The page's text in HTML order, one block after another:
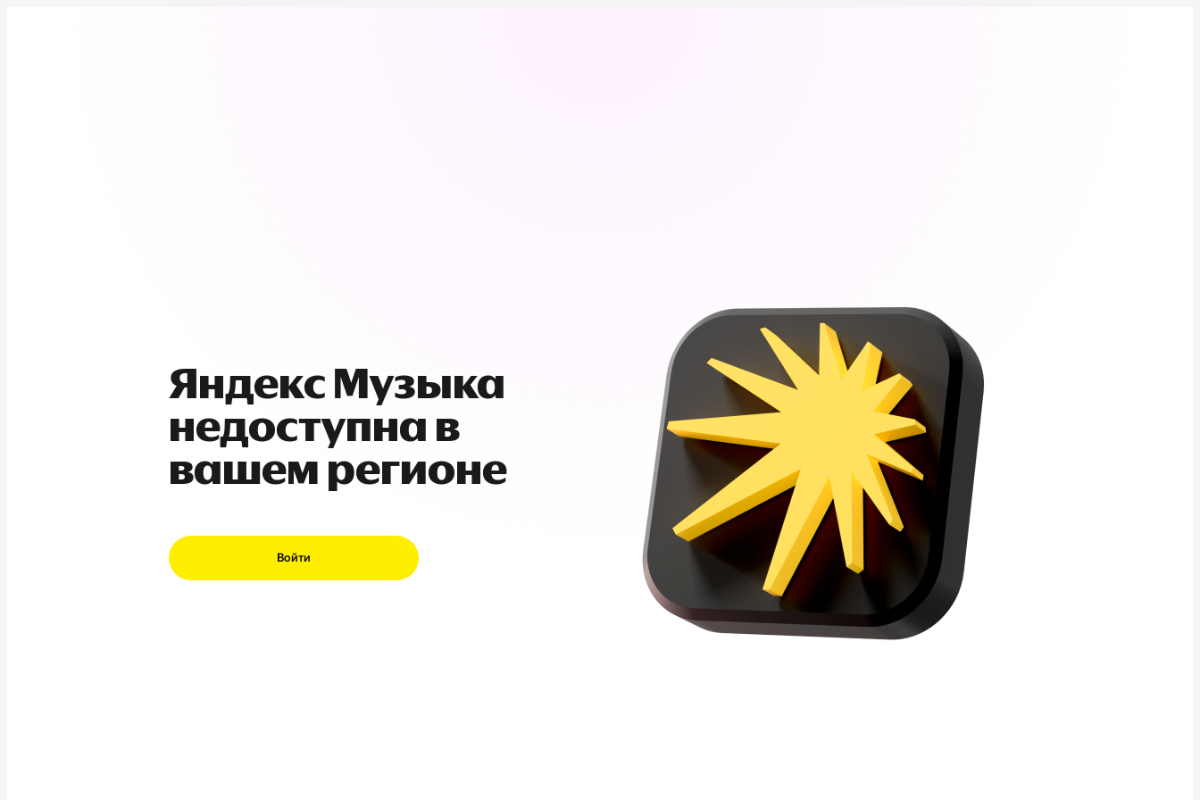
Яндекс Музыка
недоступна в
вашем регионе
Войти